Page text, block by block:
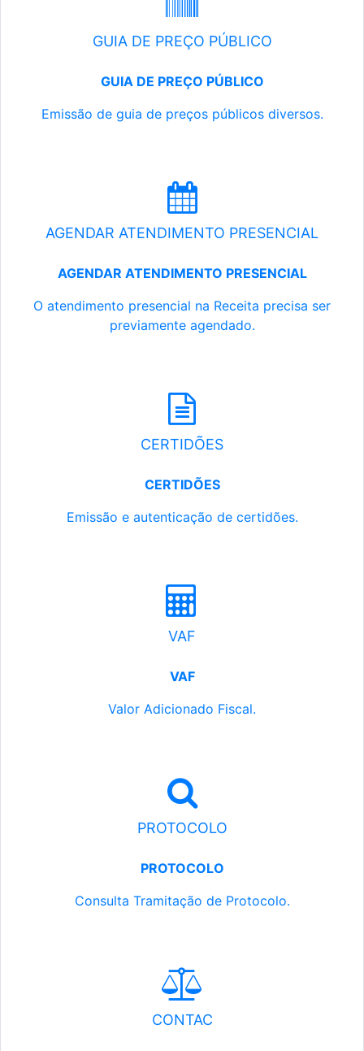
GUIA DE PREÇO PÚBLICO
GUIA DE PREÇO PÚBLICO
Emissão de guia de preços públicos diversos.
AGENDAR ATENDIMENTO PRESENCIAL
AGENDAR ATENDIMENTO PRESENCIAL
O atendimento presencial na Receita precisa ser
previamente agendado.
CERTIDÕES
CERTIDÕES
Emissão e autenticação de certidões.
VAF
VAF
Valor Adicionado Fiscal.
PROTOCOLO
PROTOCOLO
Consulta Tramitação de Protocolo.
CONTAC